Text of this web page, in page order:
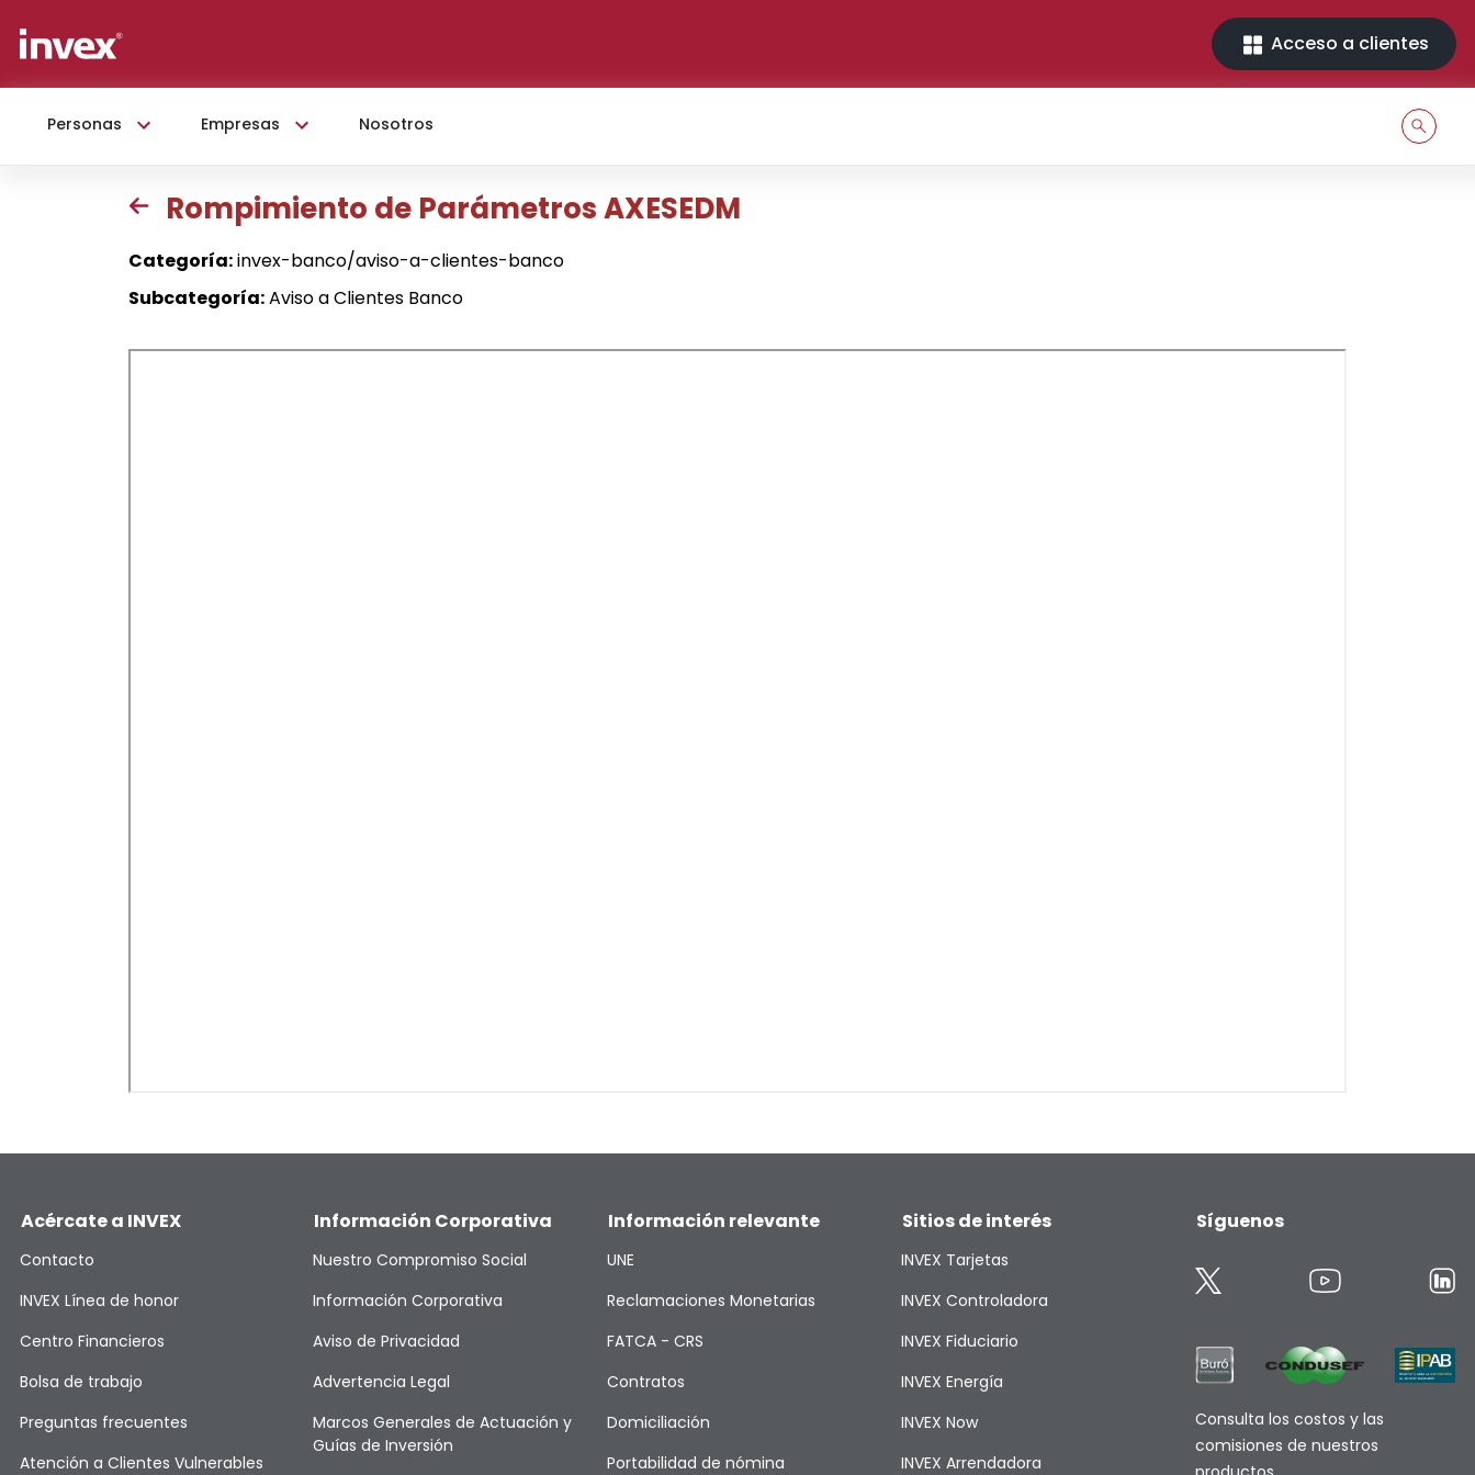
Acceso a clientes
Personas Empresas Nosotros
Rompimiento de Parámetros AXESEDM
Categoría:invex-banco/aviso-a-clientes-banco
Subcategoría:Aviso a Clientes Banco
Acércate a INVEX
Contacto
INVEX Línea de honor
Centro Financieros
Bolsa de trabajo
Preguntas frecuentes
Atención a Clientes Vulnerables
Información Corporativa
Nuestro Compromiso Social
Información Corporativa
Aviso de Privacidad
Advertencia Legal
Marcos Generales de Actuación y
Guías de Inversión
Información relevante
UNE
Reclamaciones Monetarias
FATCA - CRS
Contratos
Domiciliación
Portabilidad de nómina
Sitios de interés
INVEX Tarjetas
INVEX Controladora
INVEX Fiduciario
INVEX Energía
INVEX Now
INVEX Arrendadora
Síguenos
Consulta los costos y las
comisiones de nuestros